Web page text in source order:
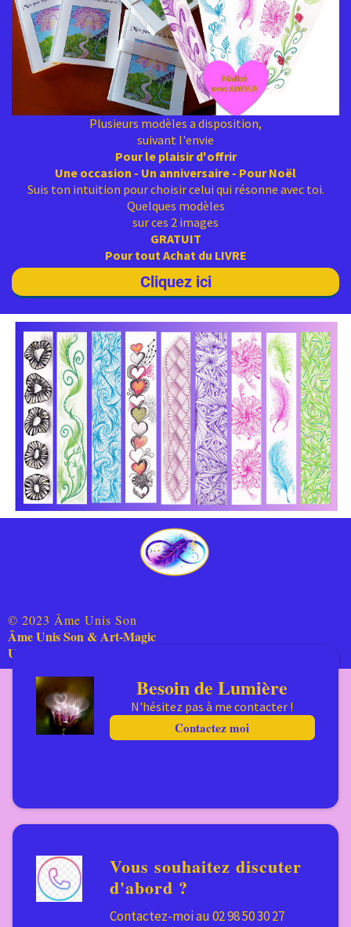
Plusieurs modèles a disposition,
suivant l'envie
Pour le plaisir d'offrir
Une occasion - Un anniversaire - Pour Noël
Suis ton intuition pour choisir celui qui résonne avec toi.
Quelques modèles
sur ces 2 images
GRATUIT
Pour tout Achat du LIVRE
Cliquez ici
© 2023 Âme Unis Son
Âme Unis Son & Art-Magic
Une rencontre avec l'Âme Agit des couleurs
Besoin de Lumière
N'hésitez pas à me contacter !
Contactez moi
Vous souhaitez discuter
d'abord ?
Contactez-moi au 02 98 50 30 27